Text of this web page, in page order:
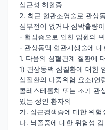
심근성 허혈증
2. 최근 혈관조영술로 관상
심부전이 없거나 심박출량
- 협심증으로 인한 입원의
- 관상동맥 혈관재생술에 대
1. 다음의 심혈관계 질환에
1) 관상동맥 심질환에 대한
심질환의 다중위험 요소(연
콜레스테롤치 또는 조기 관
있는 성인 환자의
가. 심근경색증에 대한 위험
나. 뇌졸중에 대한 위험성 감